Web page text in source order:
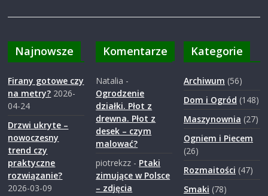
Najnowsze
Firany gotowe czy
na metry? 2026-
04-24
Drzwi ukryte –
nowoczesny
trend czy
praktyczne
rozwiązanie?
2026-03-09
Komentarze
Natalia -
Ogrodzenie
działki. Płot z
drewna. Płot z
desek – czym
malować?
piotrekzz - Ptaki
zimujące w Polsce
– zdjęcia
Kategorie
Archiwum (56)
Dom i Ogród (148)
Maszynownia (27)
Ogniem i Piecem
(26)
Rozmaitości (47)
Smaki (78)